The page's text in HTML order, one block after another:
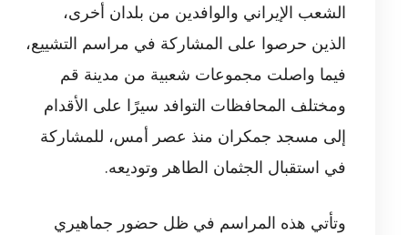
الشعب الإيراني والوافدين من بلدان أخرى،
الذين حرصوا على المشاركة في مراسم التشييع،
فيما واصلت مجموعات شعبية من مدينة قم
ومختلف المحافظات التوافد سيرًا على الأقدام
إلى مسجد جمكران منذ عصر أمس، للمشاركة
في استقبال الجثمان الطاهر وتوديعه.
وتأتي هذه المراسم في ظل حضور جماهيري